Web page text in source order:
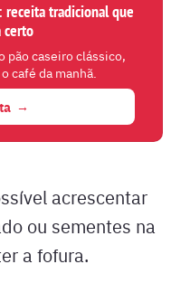
receita tradicional que
certo
pão caseiro clássico,
café da manhã.
acrescentar
ou sementes na
a fofura.